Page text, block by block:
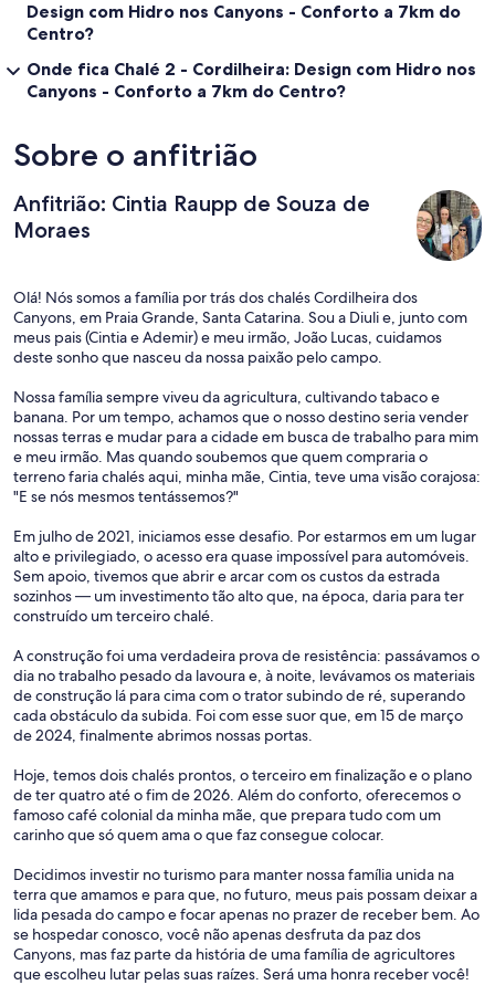
Design com Hidro nos Canyons - Conforto a 7km do
Centro?
Onde fica Chalé 2 - Cordilheira: Design com Hidro nos
Canyons - Conforto a 7km do Centro?
Sobre o anfitrião
Anfitrião: Cintia Raupp de Souza de
Moraes
Olá! Nós somos a família por trás dos chalés Cordilheira dos
Canyons, em Praia Grande, Santa Catarina. Sou a Diuli e, junto com
meus pais (Cintia e Ademir) e meu irmão, João Lucas, cuidamos
deste sonho que nasceu da nossa paixão pelo campo.
Nossa família sempre viveu da agricultura, cultivando tabaco e
banana. Por um tempo, achamos que o nosso destino seria vender
nossas terras e mudar para a cidade em busca de trabalho para mim
e meu irmão. Mas quando soubemos que quem compraria o
terreno faria chalés aqui, minha mãe, Cintia, teve uma visão corajosa:
"E se nós mesmos tentássemos?"
Em julho de 2021, iniciamos esse desafio. Por estarmos em um lugar
alto e privilegiado, o acesso era quase impossível para automóveis.
Sem apoio, tivemos que abrir e arcar com os custos da estrada
sozinhos — um investimento tão alto que, na época, daria para ter
construído um terceiro chalé.
A construção foi uma verdadeira prova de resistência: passávamos o
dia no trabalho pesado da lavoura e, à noite, levávamos os materiais
de construção lá para cima com o trator subindo de ré, superando
cada obstáculo da subida. Foi com esse suor que, em 15 de março
de 2024, finalmente abrimos nossas portas.
Hoje, temos dois chalés prontos, o terceiro em finalização e o plano
de ter quatro até o fim de 2026. Além do conforto, oferecemos o
famoso café colonial da minha mãe, que prepara tudo com um
carinho que só quem ama o que faz consegue colocar.
Decidimos investir no turismo para manter nossa família unida na
terra que amamos e para que, no futuro, meus pais possam deixar a
lida pesada do campo e focar apenas no prazer de receber bem. Ao
se hospedar conosco, você não apenas desfruta da paz dos
Canyons, mas faz parte da história de uma família de agricultores
que escolheu lutar pelas suas raízes. Será uma honra receber você!